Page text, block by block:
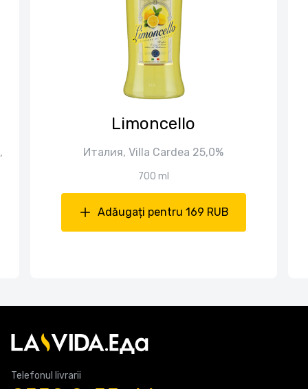
Limoncello
Италия, Villa Cardea 25,0%
700 ml
Adăugați pentru 169 RUB
Telefonul livrarii